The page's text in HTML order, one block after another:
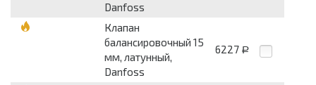
Danfoss
Клапан
балансировочный 15
мм, латунный,
Danfoss
6227 Р